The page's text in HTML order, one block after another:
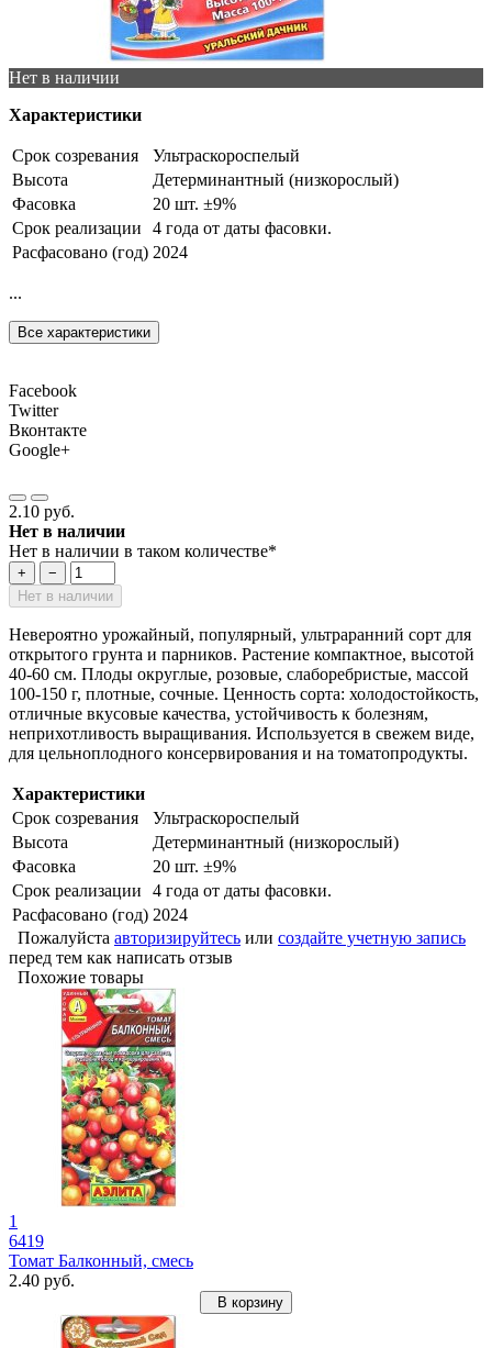
Нет в наличии
Характеристики
Срок созревания
Ультраскороспелый
Высота
Детерминантный (низкорослый)
Фасовка
20 шт. ±9%
Срок реализации
4 года от даты фасовки.
Расфасовано (год) 2024
...
Все характеристики
Facebook
Twitter
Вконтакте
Google+
2.10 руб.
Нет в наличии
Нет в наличии в таком количестве*
+
−
Нет в наличии
Невероятно урожайный, популярный, ультраранний сорт для
открытого грунта и парников. Растение компактное, высотой
40-60 см. Плоды округлые, розовые, слаборебристые, массой
100-150 г, плотные, сочные. Ценность сорта: холодостойкость,
отличные вкусовые качества, устойчивость к болезням,
неприхотливость выращивания. Используется в свежем виде,
для цельноплодного консервирования и на томатопродукты.
Характеристики
Срок созревания
Ультраскороспелый
Высота
Детерминантный (низкорослый)
Фасовка
20 шт. ±9%
Срок реализации
4 года от даты фасовки.
Расфасовано (год) 2024
Пожалуйста авторизируйтесь или создайте учетную запись
перед тем как написать отзыв
Похожие товары
1
6419
Томат Балконный, смесь
2.40 руб.
В корзину